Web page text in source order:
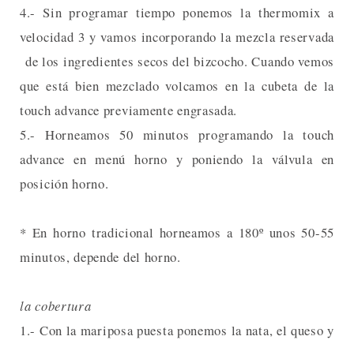
4.- Sin programar tiempo ponemos la thermomix a
velocidad 3 y vamos incorporando la mezcla reservada
de los ingredientes secos del bizcocho. Cuando vemos
que está bien mezclado volcamos en la cubeta de la
touch advance previamente engrasada.
5.- Horneamos 50 minutos programando la touch
advance en menú horno y poniendo la válvula en
posición horno.
* En horno tradicional horneamos a 180º unos 50-55
minutos, depende del horno.
la cobertura
1.- Con la mariposa puesta ponemos la nata, el queso y